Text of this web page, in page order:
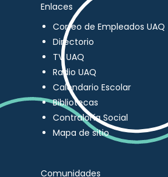
Enlaces
Correo de Empleados UAQ
Directorio
TV UAQ
Radio UAQ
Calendario Escolar
Bibliotecas
Contraloría Social
Mapa de sitio
Comunidades